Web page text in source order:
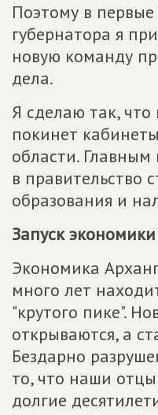
Поэтому в
губернатора я
новую команду
дела.
Я сделаю так, что
покинет
области.
в правительство
образования и
Запуск
Экономика
много лет
"крутого пике".
открываются, а
Бездарно
то, что наши
долгие